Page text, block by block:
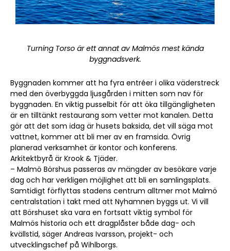
Turning Torso är ett annat av Malmös mest kända
byggnadsverk.
Byggnaden kommer att ha fyra entréer i olika väderstreck
med den överbyggda ljusgården i mitten som nav för
byggnaden. En viktig pusselbit för att öka tillgängligheten
är en tilltänkt restaurang som vetter mot kanalen. Detta
gör att det som idag är husets baksida, det vill säga mot
vattnet, kommer att bli mer av en framsida. Övrig
planerad verksamhet är kontor och konferens.
Arkitektbyrå är Krook & Tjäder.
– Malmö Börshus passeras av mängder av besökare varje
dag och har verkligen möjlighet att bli en samlingsplats.
Samtidigt förflyttas stadens centrum alltmer mot Malmö
centralstation i takt med att Nyhamnen byggs ut. Vi vill
att Börshuset ska vara en fortsatt viktig symbol för
Malmös historia och ett dragplåster både dag- och
kvällstid, säger Andreas Ivarsson, projekt- och
utvecklingschef på Wihlborgs.